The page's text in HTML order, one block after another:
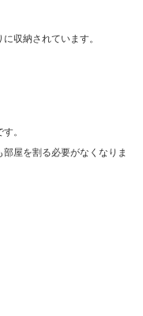
収納されています。
。
屋を割る必要がなくなりま